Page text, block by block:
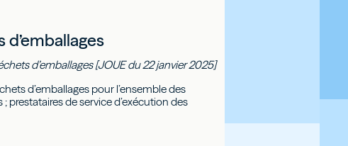
d’emballages [JOUE du 22 janvier 2025]
d’emballages pour l’ensemble des
de service d’exécution des